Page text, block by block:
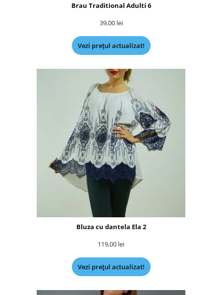
Brau Traditional Adulti 6
39,00 lei
Vezi prețul actualizat!
Bluza cu dantela Ela 2
119,00 lei
Vezi prețul actualizat!